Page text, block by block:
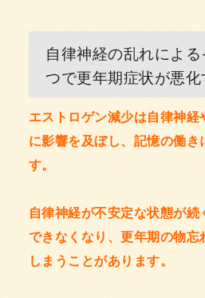
自律神経の乱れによ
つで更年期症状が悪化
エストロゲン減少は自律神
に影響を及ぼし、記憶の働き
す。
自律神経が不安定な状態が
できなくなり、更年期の物忘
しまうことがあります。